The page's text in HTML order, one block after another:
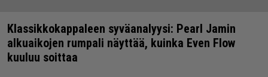
Klassikkokappaleen syväanalyysi: Pearl Jamin
alkuaikojen rumpali näyttää, kuinka Even Flow
kuuluu soittaa